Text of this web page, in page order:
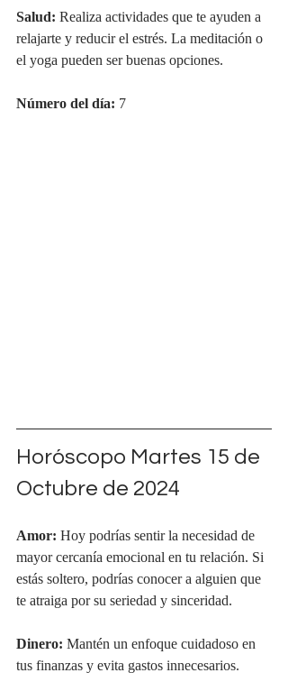
Salud: Realiza actividades que te ayuden a
relajarte y reducir el estrés. La meditación o
el yoga pueden ser buenas opciones.
Número del día: 7
Horóscopo Martes 15 de
Octubre de 2024
Amor: Hoy podrías sentir la necesidad de
mayor cercanía emocional en tu relación. Si
estás soltero, podrías conocer a alguien que
te atraiga por su seriedad y sinceridad.
Dinero: Mantén un enfoque cuidadoso en
tus finanzas y evita gastos innecesarios.